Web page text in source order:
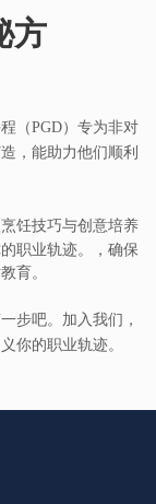
方
（PGD）专为非对
，能助力他们顺利
饪技巧与创意培养
职业轨迹。，确保
育。
步吧。加入我们，
你的职业轨迹。